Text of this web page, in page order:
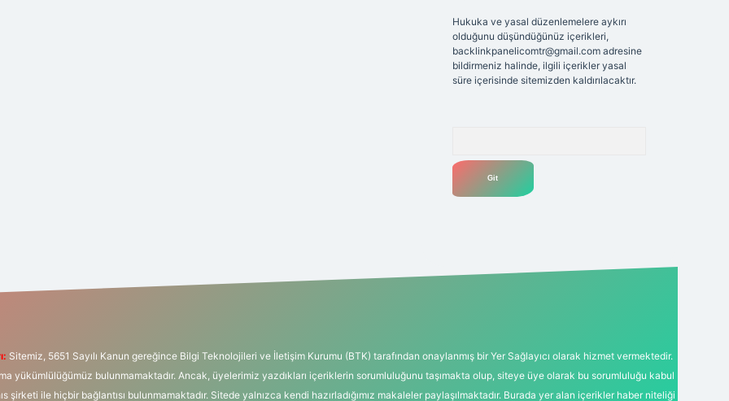
Hukuka ve yasal düzenlemelere aykırı
olduğunu düşündüğünüz içerikleri,
backlinkpanelicomtr@gmail.comadresine
bildirmeniz halinde, ilgili içerikler yasal
süre içerisinde sitemizden kaldırılacaktır.
Sitemiz, 5651 Sayılı Kanun gereğince Bilgi Teknolojileri ve İletişim Kurumu (BTK) tarafından onaylanmış bir Yer Sağlayıcı olarak hizmet vermektedir.
yükümlülüğümüz bulunmamaktadır. Ancak, üyelerimiz yazdıkları içeriklerin sorumluluğunu taşımakta olup, siteye üye olarak bu sorumluluğu kabul
şirketi ile hiçbir bağlantısı bulunmamaktadır. Sitede yalnızca kendi hazırladığımız makaleler paylaşılmaktadır. Burada yer alan içerikler haber niteliği